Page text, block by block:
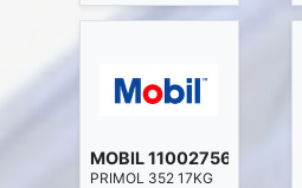
MOBIL 11002756
PRIMOL 352 17KG